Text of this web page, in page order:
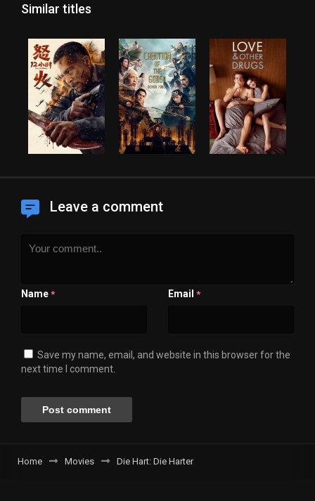
Similar titles
Leave a comment
Name * Email *
Save my name, email, and website in this browser for the
next time I comment.
Home Movies Die Hart: Die Harter